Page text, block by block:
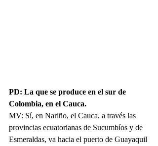
PD: La que se produce en el sur de
Colombia, en el Cauca.
MV: Sí, en Nariño, el Cauca, a través las
provincias ecuatorianas de Sucumbíos y de
Esmeraldas, va hacia el puerto de Guayaquil